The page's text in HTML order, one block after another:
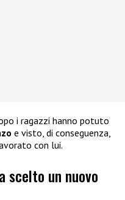
i ragazzi hanno potuto
e visto, di conseguenza,
con lui.
scelto un nuovo